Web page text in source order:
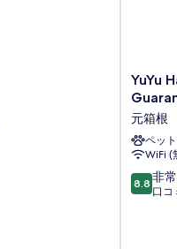
YuYu
Hakone
Private
Open
Air
Onsen
Usage
YuYu
元箱根
ペッ
WiFi (
10
段
8.8 非
口コ